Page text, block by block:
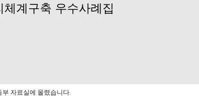
계구축 우수사례집
자료실에 올렸습니다.